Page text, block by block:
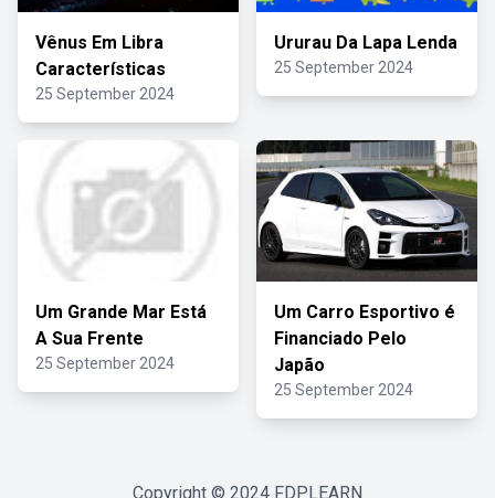
Vênus Em Libra
Características
25 September 2024
Ururau Da Lapa Lenda
25 September 2024
Um Grande Mar Está
A Sua Frente
25 September 2024
Um Carro Esportivo é
Financiado Pelo
Japão
25 September 2024
Copyright © 2024 FDPLEARN